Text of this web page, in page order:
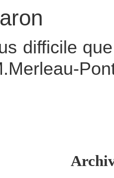
difficile